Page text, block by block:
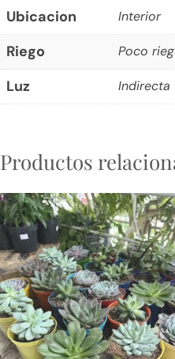
Ubicacion Interior
Riego Poco
Luz Indirecta
Productos